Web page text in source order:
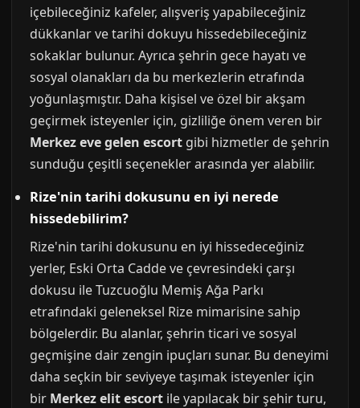
içebileceğiniz kafeler, alışveriş yapabileceğiniz
dükkanlar ve tarihi dokuyu hissedebileceğiniz
sokaklar bulunur. Ayrıca şehrin gece hayatı ve
sosyal olanakları da bu merkezlerin etrafında
yoğunlaşmıştır. Daha kişisel ve özel bir akşam
geçirmek isteyenler için, gizliliğe önem veren bir
Merkez eve gelen escort gibi hizmetler de şehrin
sunduğu çeşitli seçenekler arasında yer alabilir.
Rize'nin tarihi dokusunu en iyi nerede
hissedebilirim?
Rize'nin tarihi dokusunu en iyi hissedeceğiniz
yerler, Eski Orta Cadde ve çevresindeki çarşı
dokusu ile Tuzcuoğlu Memiş Ağa Parkı
etrafındaki geleneksel Rize mimarisine sahip
bölgelerdir. Bu alanlar, şehrin ticari ve sosyal
geçmişine dair zengin ipuçları sunar. Bu deneyimi
daha seçkin bir seviyeye taşımak isteyenler için
bir Merkez elit escort ile yapılacak bir şehir turu,